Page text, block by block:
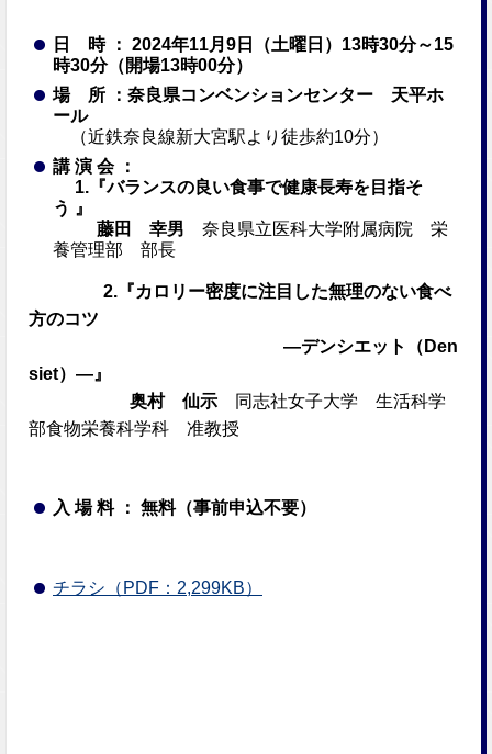
日 時 ： 2024年11月9日（土曜日）13時30分～15
時30分（開場13時00分）
場 所 ：奈良県コンベンションセンター
天平ホ
ール
（近鉄奈良線新大宮駅より徒歩約10分）
講 演 会 ：
1.『バランスの良い食事で健康長寿を目指そ
う 』
藤田 幸男 奈良県立医科大学附属病院 栄
養管理部 部長
2.『カロリー密度に注目した無理のない食べ
方のコツ
―デンシエット（Den
siet）―』
奥村 仙示 同志社女子大学 生活科学
部食物栄養科学科 准教授
入 場 料 ： 無料（事前申込不要）
チラシ（PDF：2,299KB）